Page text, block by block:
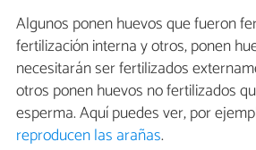
Algunos ponen huevos que fueron
fertilización interna y otros, ponen
necesitarán ser fertilizados
otros ponen huevos no fertilizados
esperma. Aquí puedes ver, por
reproducen las arañas.